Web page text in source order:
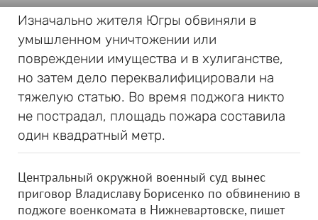
Изначально жителя Югры обвиняли в
умышленном уничтожении или
повреждении имущества и в хулиганстве,
но затем дело переквалифицировали на
тяжелую статью. Во время поджога никто
не пострадал, площадь пожара составила
один квадратный метр.
Центральный окружной военный суд вынес
приговор Владиславу Борисенко по обвинению в
поджоге военкомата в Нижневартовске, пишет